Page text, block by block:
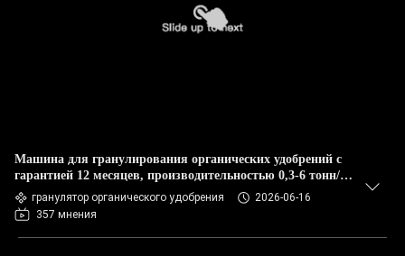
Машина для гранулирования органических удобрений с
гарантией 12 месяцев, производительностью 0,3-6 тонн/
час и весом 2 тонны
гранулятор органического удобрения
2026-06-16
357 мнения